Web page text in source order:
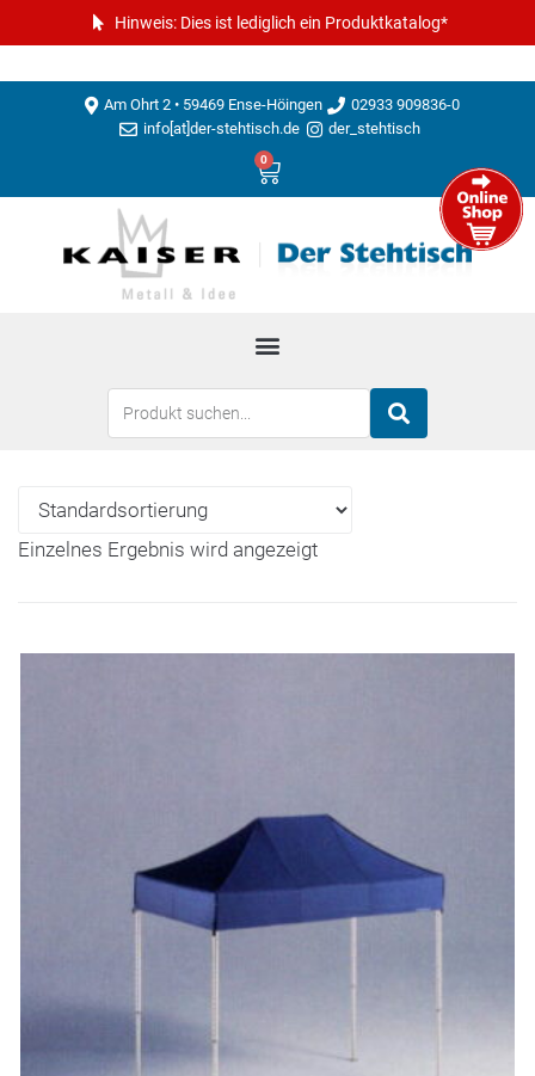
Hinweis: Dies ist lediglich ein Produktkatalog*
Am Ohrt 2 • 59469 Ense-Höingen
02933 909836-0
info[at]der-stehtisch.de
der_stehtisch
0
Einzelnes Ergebnis wird angezeigt